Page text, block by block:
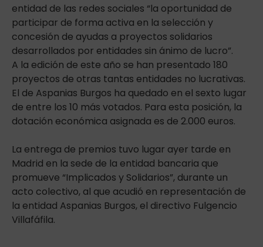
entidad de las redes sociales “la oportunidad de
participar de forma activa en la selección y
concesión de ayudas a proyectos solidarios
desarrollados por entidades sin ánimo de lucro”.
A la edición de este año se han presentado 180
proyectos de otras tantas entidades no lucrativas.
El de Aspanias Burgos ha quedado en el sexto lugar
de entre los 10 más votados. Para esta posición, la
dotación económica asignada es de 2.000 euros.
La entrega de premios tuvo lugar ayer tarde en
Madrid en la sede de la entidad bancaria que
promueve “Implicados y Solidarios”, durante un
acto colectivo, al que acudió en representación de
la entidad Aspanias Burgos, el directivo Fulgencio
Villafáfila.